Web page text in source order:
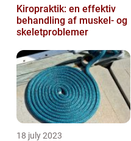
Kiropraktik: en effektiv
behandling af muskel- og
skeletproblemer
18 july 2023